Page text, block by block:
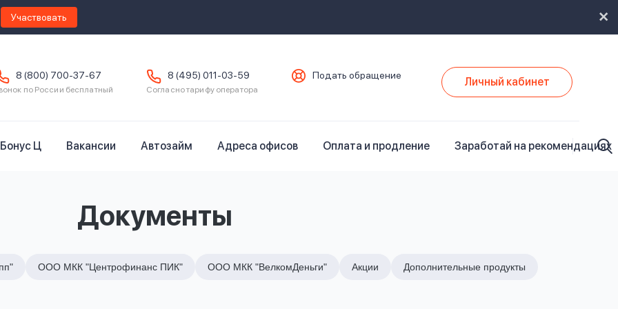
Участвовать
8 (800) 700-37-67
по России бесплатный
8 (495) 011-03-59
Согласно тарифу оператора
Подать обращение Личный кабинет
Бонус Ц Вакансии Автозайм Адреса офисов Оплата и продление Заработай на рекомендациях
Документы
ООО МКК "Центрофинанс ПИК" ООО МКК "ВелкомДеньги" Акции Дополнительные продукты